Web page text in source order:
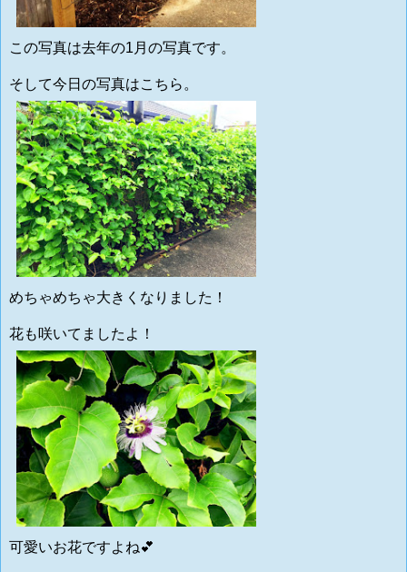
この写真は去年の1月の写真です。
そして今日の写真はこちら。
めちゃめちゃ大きくなりました！
花も咲いてましたよ！
可愛いお花ですよね💕